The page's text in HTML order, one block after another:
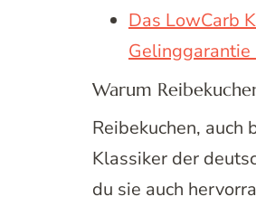
Das LowCarb
Gelinggarantie
Warum
Reibekuchen,
Klassiker der
du sie auch